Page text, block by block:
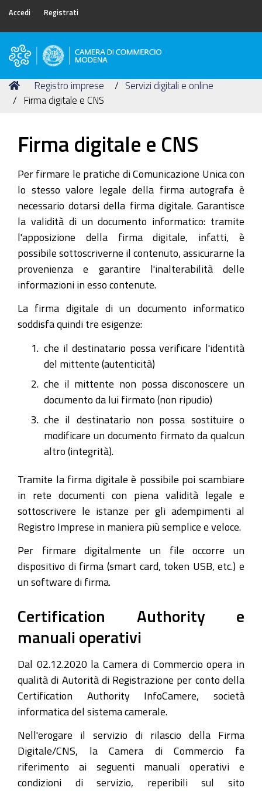
Accedi Registrati
Camera
Commercio
di
Tu
sei
Home
Registro imprese
Servizi digitali e online
Firma digitale e CNS
Firma digitale e CNS
Per firmare le pratiche di Comunicazione Unica con
lo stesso valore legale della firma autografa è
necessario dotarsi della firma digitale. Garantisce
la validità di un documento informatico: tramite
l'apposizione della firma digitale, infatti, è
possibile sottoscriverne il contenuto, assicurarne la
provenienza e garantire l'inalterabilità delle
informazioni in esso contenute.
La firma digitale di un documento informatico
soddisfa quindi tre esigenze:
che il destinatario possa verificare l'identità
del mittente (autenticità)
che il mittente non possa disconoscere un
documento da lui firmato (non ripudio)
che il destinatario non possa sostituire o
modificare un documento firmato da qualcun
altro (integrità).
Tramite la firma digitale è possibile poi scambiare
in rete documenti con piena validità legale e
sottoscrivere le istanze per gli adempimenti al
Registro Imprese in maniera più semplice e veloce.
Per firmare digitalmente un file occorre un
dispositivo di firma (smart card, token USB, etc.) e
un software di firma.
Certification Authority e
manuali operativi
Dal 02.12.2020 la Camera di Commercio opera in
qualità di Autorità di Registrazione per conto della
Certification Authority InfoCamere, società
informatica del sistema camerale.
Nell'erogare il servizio di rilascio della Firma
Digitale/CNS, la Camera di Commercio fa
riferimento ai seguenti manuali operativi e
condizioni di servizio, reperibili sul sito